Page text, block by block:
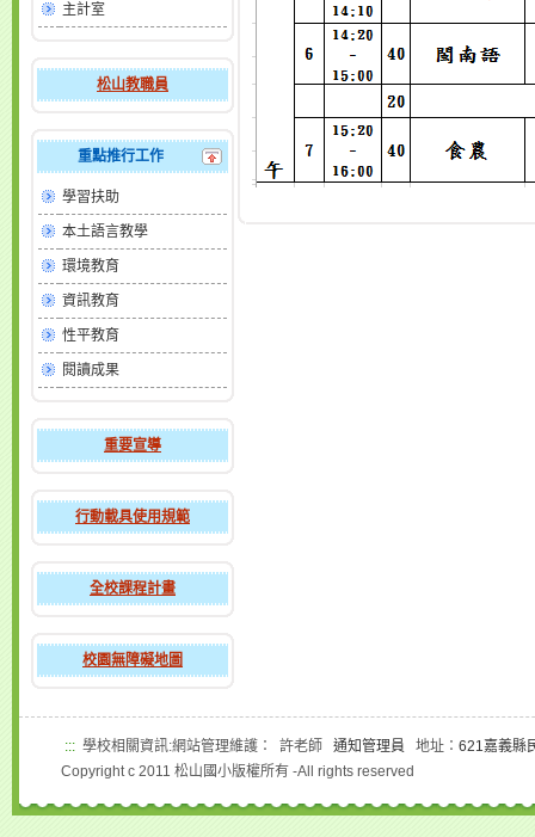
主計室
松山教職員
重點推行工作
學習扶助
本土語言教學
環境教育
資訊教育
性平教育
閱讀成果
重要宣導
行動載具使用規範
全校課程計畫
校園無障礙地圖
::: 學校相關資訊:網站管理維護： 許老師 通知管理員 地址： 621嘉義縣
Copyright c 2011 松山國小版權所有 -All rights reserved